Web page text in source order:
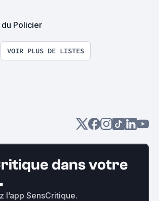
Policier
VOIR PLUS DE LISTES
dans votre
l’app SensCritique.